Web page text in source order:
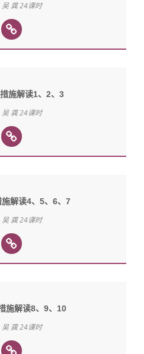
吴 龚 24课时
施解读1、2、3
吴 龚 24课时
解读4、5、6、7
吴 龚 24课时
施解读8、9、10
吴 龚 24课时